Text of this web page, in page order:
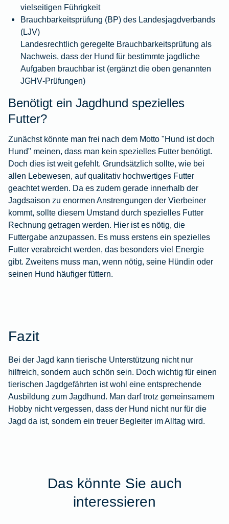
vielseitigen Führigkeit
Brauchbarkeitsprüfung (BP) des Landesjagdverbands
(LJV)
Landesrechtlich geregelte Brauchbarkeitsprüfung als
Nachweis, dass der Hund für bestimmte jagdliche
Aufgaben brauchbar ist (ergänzt die oben genannten
JGHV‑Prüfungen)
Benötigt ein Jagdhund spezielles
Futter?
Zunächst könnte man frei nach dem Motto "Hund ist doch
Hund" meinen, dass man kein spezielles Futter benötigt.
Doch dies ist weit gefehlt. Grundsätzlich sollte, wie bei
allen Lebewesen, auf qualitativ hochwertiges Futter
geachtet werden. Da es zudem gerade innerhalb der
Jagdsaison zu enormen Anstrengungen der Vierbeiner
kommt, sollte diesem Umstand durch spezielles Futter
Rechnung getragen werden. Hier ist es nötig, die
Futtergabe anzupassen. Es muss erstens ein spezielles
Futter verabreicht werden, das besonders viel Energie
gibt. Zweitens muss man, wenn nötig, seine Hündin oder
seinen Hund häufiger füttern.
Fazit
Bei der Jagd kann tierische Unterstützung nicht nur
hilfreich, sondern auch schön sein. Doch wichtig für einen
tierischen Jagdgefährten ist wohl eine entsprechende
Ausbildung zum Jagdhund. Man darf trotz gemeinsamem
Hobby nicht vergessen, dass der Hund nicht nur für die
Jagd da ist, sondern ein treuer Begleiter im Alltag wird.
Das könnte Sie auch
interessieren